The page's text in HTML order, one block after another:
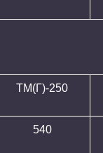
ТМ(Г)-250
540